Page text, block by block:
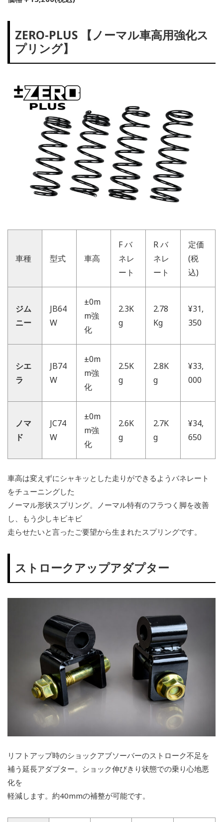
ZERO-PLUS 【ノーマル車高用強化ス
プリング】
車種 型式 車高
F バ
ネレ
ート
R バ
ネレ
ート
定価
(税
込)
ジム
ニー
JB64
W
±0m
m強
化
2.3K
g
2.78
Kg
¥31,
350
シエ
ラ
JB74
W
±0m
m強
化
2.5K
g
2.8K
g
¥33,
000
ノマ
ド
JC74
W
±0m
m強
化
2.6K
g
2.7K
g
¥34,
650
車高は変えずにシャキッとした走りができるようバネレート
をチューニングした
ノーマル形状スプリング。ノーマル特有のフラつく脚を改善
し、もう少しキビキビ
走らせたいと言ったご要望から生まれたスプリングです。
ストロークアップアダプター
リフトアップ時のショックアブソーバーのストローク不足を
補う延長アダプター。ショック伸びきり状態での乗り心地悪
化を
軽減します。約40mmの補整が可能です。